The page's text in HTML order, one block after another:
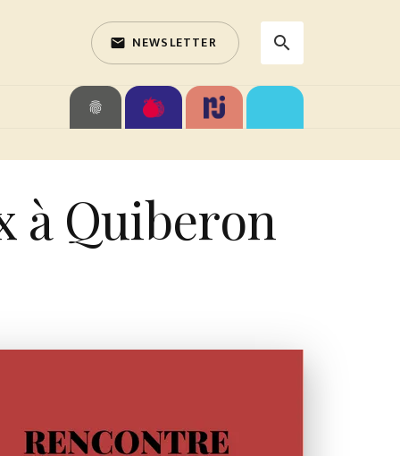
email NEWSLETTER search
fingerprint
search
à Quiberon